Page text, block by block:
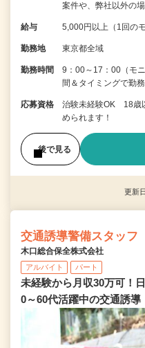
案件や、弊社以外の
給与 5,000円以上（1回の
勤務地 東京都全域
勤務時間
9：00～17：00（モ
間＆タイミングで勤
応募資格
治験未経験OK 18歳
められます！
後で見る
更新
交通誘導警備スタッフ
木口総合保全株式会社
アルバイト パート
未経験から月収30万可！
0～60代活躍中の交通誘導